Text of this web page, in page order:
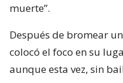
muerte”.
Después de bromear
colocó el foco en su
aunque esta vez, sin